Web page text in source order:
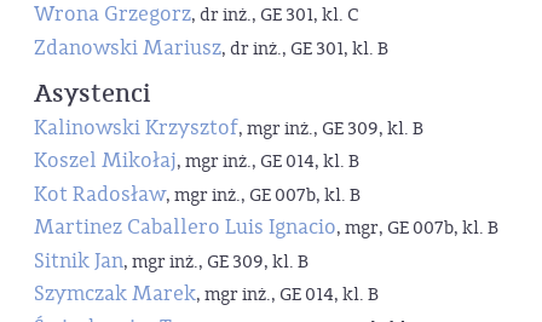
Wrona Grzegorz, dr inż., GE 301, kl. C
Zdanowski Mariusz, dr inż., GE 301, kl. B
Asystenci
Kalinowski Krzysztof, mgr inż., GE 309, kl. B
Koszel Mikołaj, mgr inż., GE 014, kl. B
Kot Radosław, mgr inż., GE 007b, kl. B
Martinez Caballero Luis Ignacio, mgr, GE 007b, kl. B
Sitnik Jan, mgr inż., GE 309, kl. B
Szymczak Marek, mgr inż., GE 014, kl. B